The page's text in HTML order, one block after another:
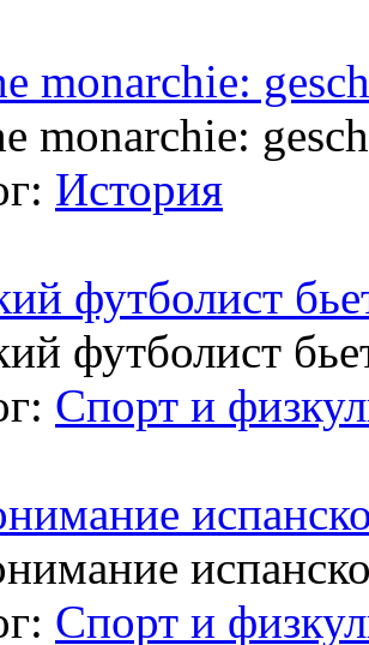
monarchie:
monarchie:
История
футболист
футболист
Спорт и
Спорт и